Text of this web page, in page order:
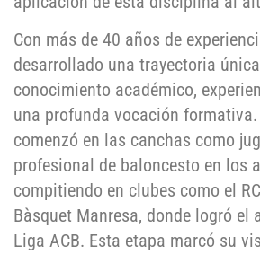
Con más de 40 años de
desarrollado una trayectoria
conocimiento académico,
una profunda vocación formativa.
comenzó en las canchas como
profesional de baloncesto en los
compitiendo en clubes como el
Bàsquet Manresa, donde logró el
Liga ACB. Esta etapa marcó su